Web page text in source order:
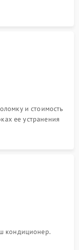
и стоимость
ее устранения
кондиционер.